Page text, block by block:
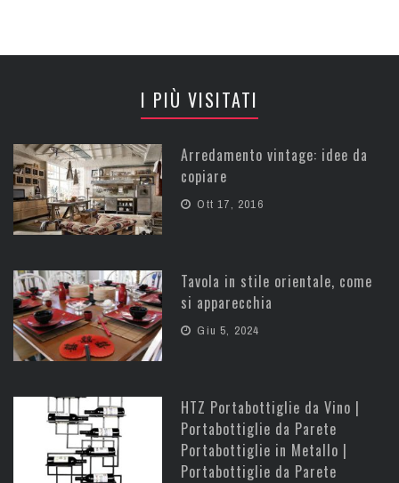
I PIÙ VISITATI
Arredamento vintage: idee da
copiare
Ott 17, 2016
Tavola in stile orientale, come
si apparecchia
Giu 5, 2024
HTZ Portabottiglie da Vino |
Portabottiglie da Parete
Portabottiglie in Metallo |
Portabottiglie da Parete